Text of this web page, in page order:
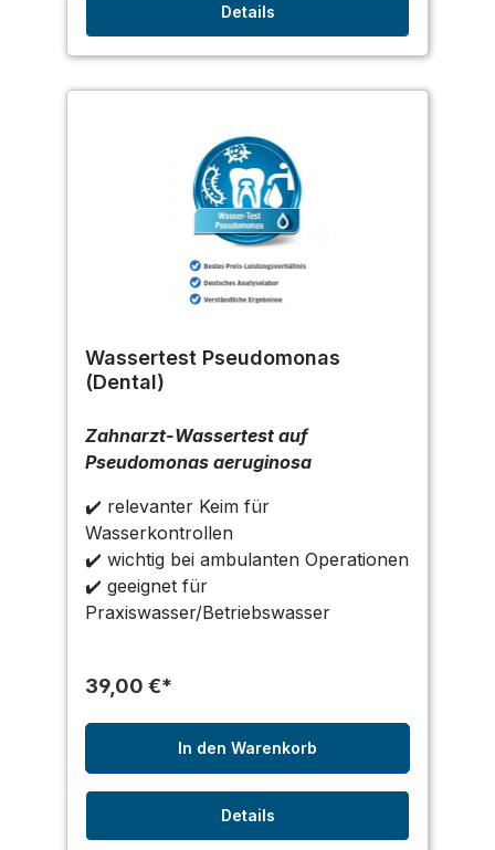
Details
Wassertest Pseudomonas
(Dental)
Zahnarzt-Wassertest auf
Pseudomonas aeruginosa
✔️ relevanter Keim für
Wasserkontrollen
✔️ wichtig bei ambulanten Operationen
✔️ geeignet für
Praxiswasser/Betriebswasser
39,00 €*
In den Warenkorb
Details